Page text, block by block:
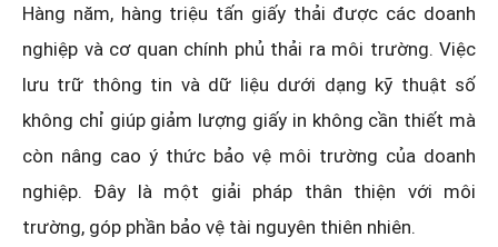
Hàng năm, hàng triệu tấn giấy thải được các doanh
nghiệp và cơ quan chính phủ thải ra môi trường. Việc
lưu trữ thông tin và dữ liệu dưới dạng kỹ thuật số
không chỉ giúp giảm lượng giấy in không cần thiết mà
còn nâng cao ý thức bảo vệ môi trường của doanh
nghiệp. Đây là một giải pháp thân thiện với môi
trường, góp phần bảo vệ tài nguyên thiên nhiên.